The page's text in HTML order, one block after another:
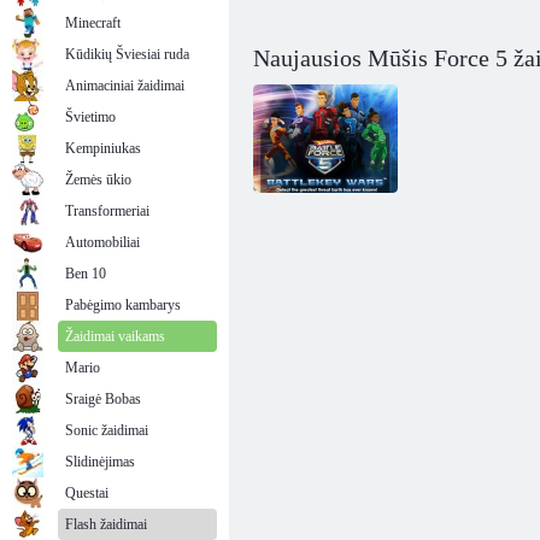
Naujausios Mūšis Force 5
Minecraft
Kūdikių Šviesiai ruda
Animaciniai žaidimai
Švietimo
Kempiniukas
Žemės ūkio
Transformeriai
Automobiliai
Ben 10
Pabėgimo kambarys
Žaidimai vaikams
Mario
Sraigė Bobas
Sonic žaidimai
Slidinėjimas
Questai
Flash žaidimai